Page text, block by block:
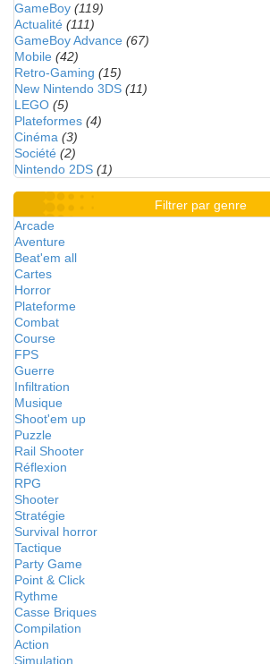
GameBoy (119)
Actualité (111)
GameBoy Advance (67)
Mobile (42)
Retro-Gaming (15)
New Nintendo 3DS (11)
LEGO (5)
Plateformes (4)
Cinéma (3)
Société (2)
Nintendo 2DS (1)
Filtrer par genre
Arcade
Aventure
Beat'em all
Cartes
Horror
Plateforme
Combat
Course
FPS
Guerre
Infiltration
Musique
Shoot'em up
Puzzle
Rail Shooter
Réflexion
RPG
Shooter
Stratégie
Survival horror
Tactique
Party Game
Point & Click
Rythme
Casse Briques
Compilation
Action
Simulation